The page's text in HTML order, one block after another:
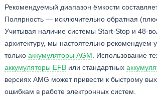
Рекомендуемый диапазон ёмкости
Полярность — исключительно обратная
Учитывая наличие системы Start-Stop и 48-
архитектуру, мы настоятельно рекомендуем
только аккумуляторы AGM . Использование
аккумуляторы EFB или стандартных
версиях AMG может привести к быстрому
ошибкам в работе электронных систем.